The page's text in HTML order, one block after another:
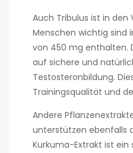
Auch Tribulus ist in
Menschen wichtig sind
von 450 mg enthalten.
auf sichere und
Testosteronbildung.
Trainingsqualität und
Andere
unterstützen ebenfalls
Kurkuma-Extrakt ist ein